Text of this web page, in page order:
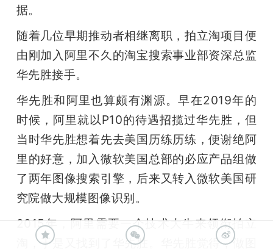
据。
随着几位早期推动者相继离职，拍立淘项目便
由刚加入阿里不久的淘宝搜索事业部资深总监
华先胜接手。
华先胜和阿里也算颇有渊源。早在2019年的
时候，阿里就以P10的待遇招揽过华先胜，但
当时华先胜想着先去美国历练历练，便谢绝阿
里的好意，加入微软美国总部的必应产品组做
了两年图像搜索引擎，后来又转入微软美国研
究院做大规模图像识别。
2015年，阿里需要一个技术大牛来领衔拍立
淘，于是又找到了华先胜。华先胜觉得，做图